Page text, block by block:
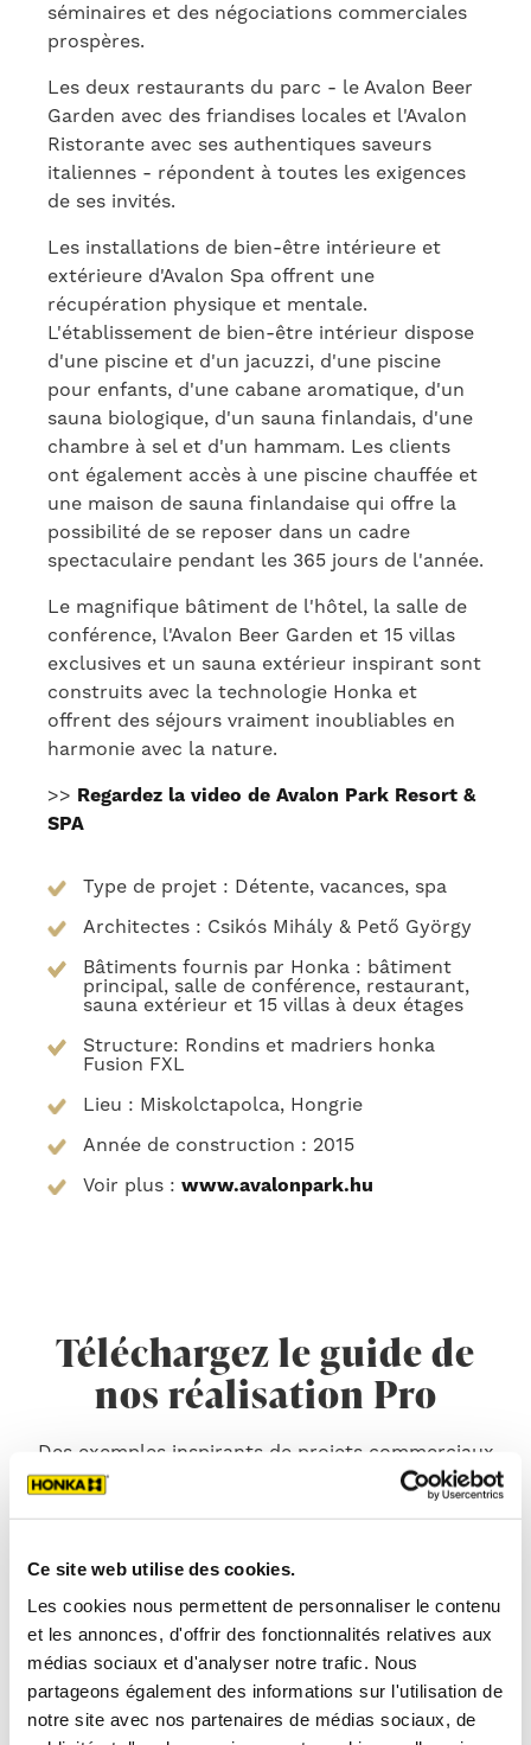
Ce site web utilise des cookies.
Les cookies nous permettent de personnaliser le contenu
et les annonces, d'offrir des fonctionnalités relatives aux
médias sociaux et d'analyser notre trafic. Nous
partageons également des informations sur l'utilisation de
notre site avec nos partenaires de médias sociaux, de
séminaires et des négociations commerciales
prospères.
Les deux restaurants du parc - le Avalon Beer
Garden avec des friandises locales et l'Avalon
Ristorante avec ses authentiques saveurs
italiennes - répondent à toutes les exigences
de ses invités.
Les installations de bien-être intérieure et
extérieure d'Avalon Spa offrent une
récupération physique et mentale.
L'établissement de bien-être intérieur dispose
d'une piscine et d'un jacuzzi, d'une piscine
pour enfants, d'une cabane aromatique, d'un
sauna biologique, d'un sauna finlandais, d'une
chambre à sel et d'un hammam. Les clients
ont également accès à une piscine chauffée et
une maison de sauna finlandaise qui offre la
possibilité de se reposer dans un cadre
spectaculaire pendant les 365 jours de l'année.
Le magnifique bâtiment de l'hôtel, la salle de
conférence, l'Avalon Beer Garden et 15 villas
exclusives et un sauna extérieur inspirant sont
construits avec la technologie Honka et
offrent des séjours vraiment inoubliables en
harmonie avec la nature.
>> Regardez la video de Avalon Park Resort &
SPA
Type de projet : Détente, vacances, spa
Architectes : Csikós Mihály & Pető György
Bâtiments fournis par Honka : bâtiment
principal, salle de conférence, restaurant,
sauna extérieur et 15 villas à deux étages
Structure: Rondins et madriers honka
Fusion FXL
Lieu : Miskolctapolca, Hongrie
Année de construction : 2015
Voir plus : www.avalonpark.hu
Téléchargez le guide de
nos réalisation Pro
Des exemples inspirants de projets commerciaux
et publics, réalisés avec la technologie Honka en